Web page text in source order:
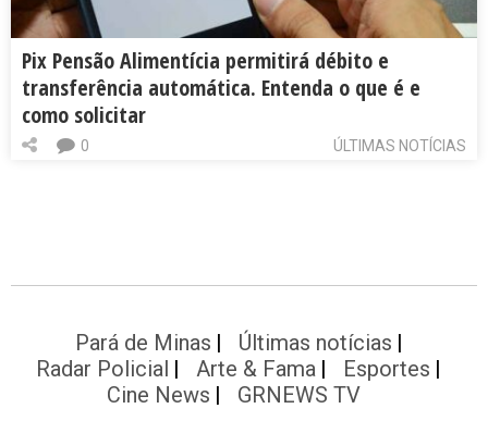
Pix Pensão Alimentícia permitirá débito e
transferência automática. Entenda o que é e
como solicitar
ÚLTIMAS NOTÍCIAS
0
Pará de Minas
Últimas notícias
Radar Policial
Arte & Fama
Esportes
Cine News
GRNEWS TV